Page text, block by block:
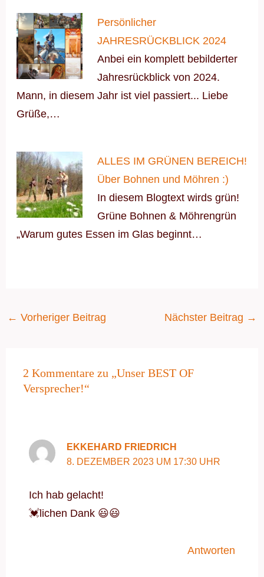
Persönlicher
JAHRESRÜCKBLICK 2024
Anbei ein komplett bebilderter
Jahresrückblick von 2024.
Mann, in diesem Jahr ist viel passiert... Liebe
Grüße,…
ALLES IM GRÜNEN BEREICH!
Über Bohnen und Möhren :)
In diesem Blogtext wirds grün!
Grüne Bohnen & Möhrengrün
„Warum gutes Essen im Glas beginnt…
← Vorheriger Beitrag Nächster Beitrag →
2 Kommentare zu „Unser BEST OF
Versprecher!“
EKKEHARD FRIEDRICH
8. DEZEMBER 2023 UM 17:30 UHR
Ich hab gelacht!
💓lichen Dank 😃😃
Antworten